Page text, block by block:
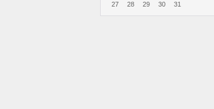
27
28 29 30 31